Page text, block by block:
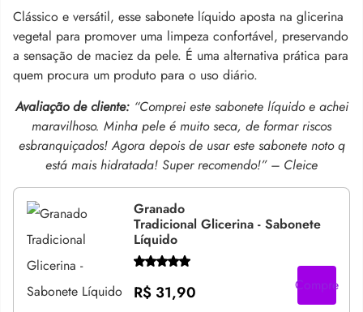
Clássico e versátil, esse sabonete líquido aposta na glicerina
vegetal para promover uma limpeza confortável, preservando
a sensação de maciez da pele. É uma alternativa prática para
quem procura um produto para o uso diário.
Avaliação de cliente: “Comprei este sabonete líquido e achei
maravilhoso. Minha pele é muito seca, de formar riscos
esbranquiçados! Agora depois de usar este sabonete noto q
está mais hidratada! Super recomendo!” – Cleice
Granado
Tradicional Glicerina - Sabonete
Líquido
R$ 31,90 Compre